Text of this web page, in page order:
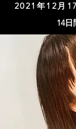
2021年12月
14